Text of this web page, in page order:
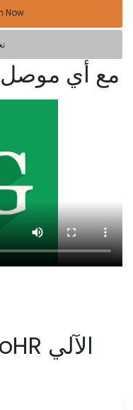
Now
دمج BambooHR مع أي موصل
تكامل BambooHR الآلي